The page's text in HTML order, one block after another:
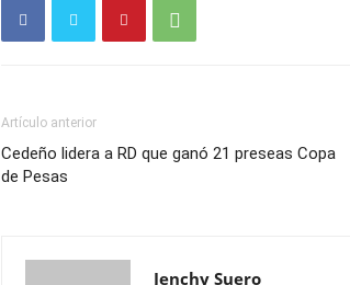
Artículo anterior
Cedeño lidera a RD que ganó 21 preseas Copa
de Pesas
Jenchy Suero